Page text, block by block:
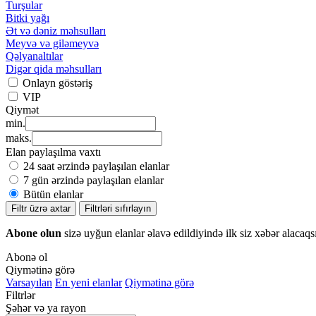
Turşular
Bitki yağı
Ət və dəniz məhsulları
Meyvə və giləmeyvə
Qəlyanaltılar
Digər qida məhsulları
Onlayn göstəriş
VIP
Qiymət
min.
maks.
Elan paylaşılma vaxtı
24 saat ərzində paylaşılan elanlar
7 gün ərzində paylaşılan elanlar
Bütün elanlar
Filtr üzrə axtar Filtrləri sıfırlayın
Abone olun sizə uyğun elanlar əlavə edildiyində ilk siz xəbər
Abonə ol
Qiymətinə görə
Varsayılan En yeni elanlar Qiymətinə görə
Filtrlər
Şəhər və ya rayon